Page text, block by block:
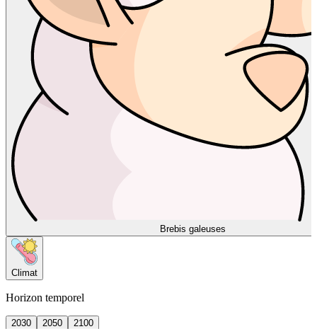
Brebis galeuses
Climat
Horizon temporel
2030 2050
2100